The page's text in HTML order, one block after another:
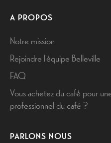
A PROPOS
Notre mission
Rejoindre l'équipe Belleville
FAQ
Vous achetez du café pour
professionnel du café ?
PARLONS NOUS